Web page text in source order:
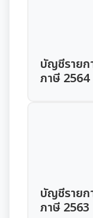
การเสริม
รายงานผ
มาตรการต
เจตจำนง
เจตนารม
มาตรการเ
รายงานผล
การส่งเส
รายงานก
โครงการอนุรั
งานที่ 1 ง
งานที่ 3 ง
งานที่ 5 ง
งานที่ 4 อ
งานที่ 6 สนั
การบริหารจัด
เมืองสิ่งแ
การตรวจส
การควบคุม
การบริหารค
รายงานก
การเรียกป
งานประชาสัมพั
แผนงานท่อ
เอกสารประชาสั
บัญชีรายก
ภาษี 2564
บัญชีรายก
ภาษี 2563